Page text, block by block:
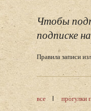
Чтобы
подписке
Правила записи
все прогулки